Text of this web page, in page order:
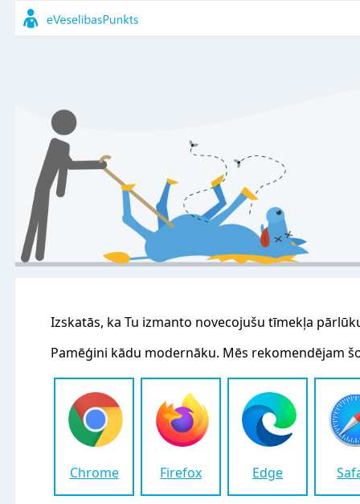
Izskatās, ka Tu izmanto novecojušu tīmekļa
Pamēģini kādu modernāku. Mēs rekomendējam
Chrome Firefox Edge